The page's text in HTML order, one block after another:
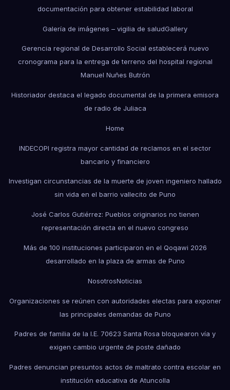
documentación para obtener estabilidad laboral
Galería de imágenes – vigilia de saludGallery
Gerencia regional de Desarrollo Social establecerá nuevo
cronograma para la entrega de terreno del hospital regional
Manuel Nuñes Butrón
Historiador destaca el legado documental de la primera emisora
de radio de Juliaca
Home
INDECOPI registra mayor cantidad de reclamos en el sector
bancario y financiero
Investigan circunstancias de la muerte de joven ingeniero hallado
sin vida en el barrio vallecito de Puno
José Carlos Gutiérrez: Pueblos originarios no tienen
representación directa en el nuevo congreso
Más de 100 instituciones participaron en el Qoqawi 2026
desarrollado en la plaza de armas de Puno
NosotrosNoticias
Organizaciones se reúnen con autoridades electas para exponer
las principales demandas de Puno
Padres de familia de la I.E. 70623 Santa Rosa bloquearon vía y
exigen cambio urgente de poste dañado
Padres denuncian presuntos actos de maltrato contra escolar en
institución educativa de Atuncolla